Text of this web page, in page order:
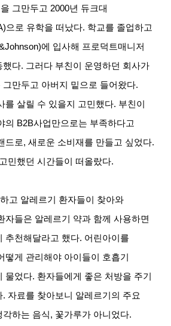
그만두고 2000년 듀크대
으로 유학을 떠났다. 학교를 졸업하고
에 입사해 프로덕트매니저
했다. 그러다 부친이 운영하던 회사가
만두고 아버지 밑으로 들어왔다.
를 살릴 수 있을지 고민했다. 부친이
의
B2B사업만으로는 부족하다고
드로,새로운 소비재를 만들고 싶었다.
민했던 시간들이 떠올랐다.
하고 알레르기 환자들이 찾아와
자들은 알레르기 약과 함께 사용하면
추천해달라고 했다. 어린아이를
떻게 관리해야 아이들이 호흡기
물었다. 환자들에게 좋은 처방을 주기
. 자료를 찾아보니 알레르기의 주요
하는 음식, 꽃가루가 아니었다.